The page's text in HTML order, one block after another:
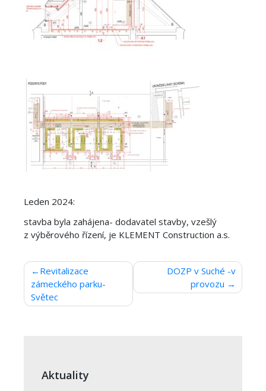
Aktuality
Leden 2024:
stavba byla zahájena- dodavatel stavby, vzešlý
z výběrového řízení, je KLEMENT Construction a.s.
Navigace
pro
příspěvek
Revitalizace
zámeckého parku-
Světec
DOZP v Suché -v
provozu